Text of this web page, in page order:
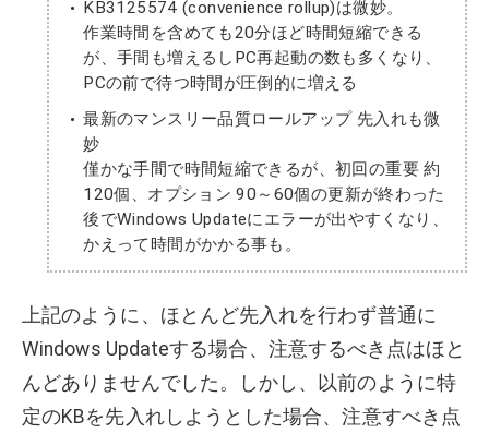
KB3125574 (convenience rollup)は微妙。
作業時間を含めても20分ほど時間短縮できる
が、手間も増えるしPC再起動の数も多くなり、
PCの前で待つ時間が圧倒的に増える
最新のマンスリー品質ロールアップ 先入れも微
妙
僅かな手間で時間短縮できるが、初回の重要 約
120個、オプション 90～60個の更新が終わった
後でWindows Updateにエラーが出やすくなり、
かえって時間がかかる事も。
上記のように、ほとんど先入れを行わず普通に
Windows Updateする場合、注意するべき点はほと
んどありませんでした。しかし、以前のように特
定のKBを先入れしようとした場合、注意すべき点